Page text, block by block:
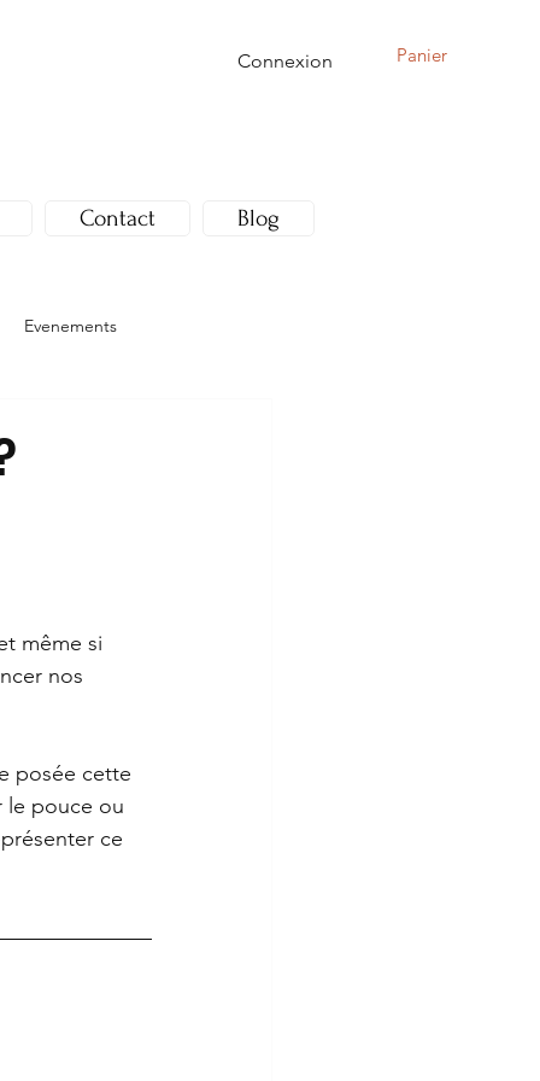
Panier
Connexion
Contact Blog
Evenements
même si
nos
posée cette
le pouce ou
ce